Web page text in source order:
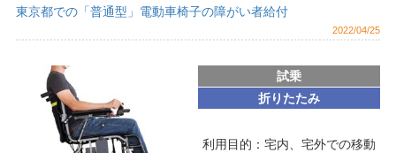
東京都での「普通型」電動車椅子の障がい者給付
2022/04/25
試乗
折りたたみ
利用目的：宅内、宅外での移動